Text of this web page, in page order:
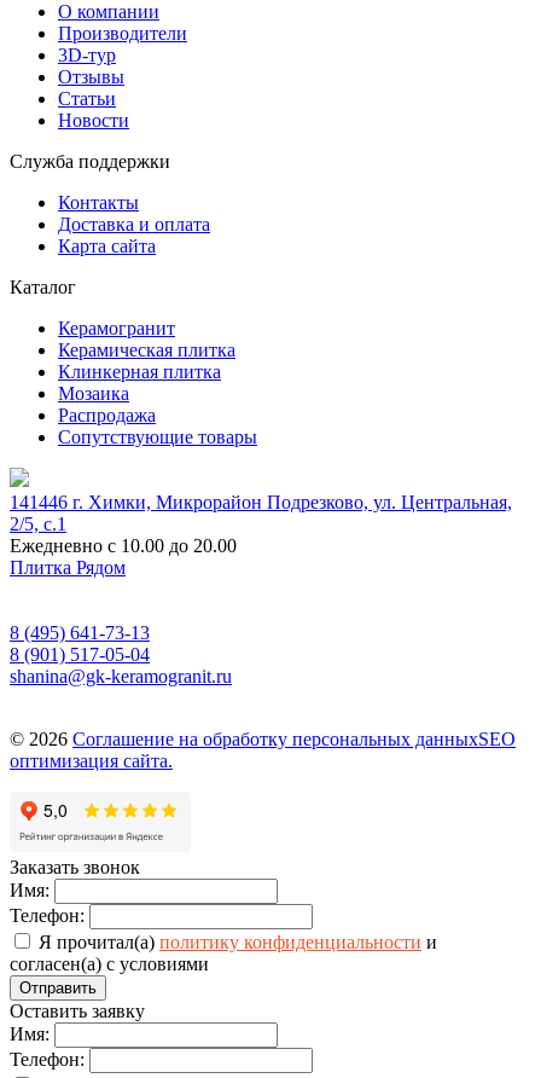
О компании
Производители
3D-тур
Отзывы
Статьи
Новости
Служба поддержки
Контакты
Доставка и оплата
Карта сайта
Каталог
Керамогранит
Керамическая плитка
Клинкерная плитка
Мозаика
Распродажа
Сопутствующие товары
141446 г. Химки, Микрорайон Подрезково, ул. Центральная,
2/5, c.1
Ежедневно с 10.00 до 20.00
Плитка Рядом
8 (495) 641-73-13
8 (901) 517-05-04
shanina@gk-keramogranit.ru
© 2026 Соглашение на обработку персональных данныхSEO
оптимизация сайта.
Заказать звонок
Имя:
Телефон:
Я прочитал(а) политику конфиденциальности и
согласен(а) с условиями
Отправить
Оставить заявку
Имя:
Телефон: